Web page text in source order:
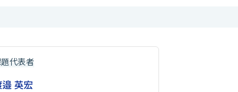
代表者
英宏